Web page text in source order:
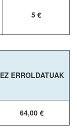
5 €
EZ ERROLDATUAK
64,00 €